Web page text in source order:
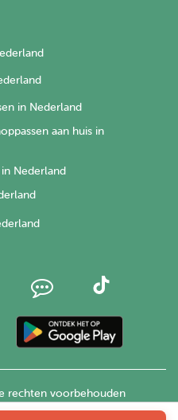
in Nederland
aan huis in
Nederland
rechten voorbehouden